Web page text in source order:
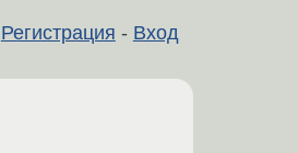
Регистрация - Вход